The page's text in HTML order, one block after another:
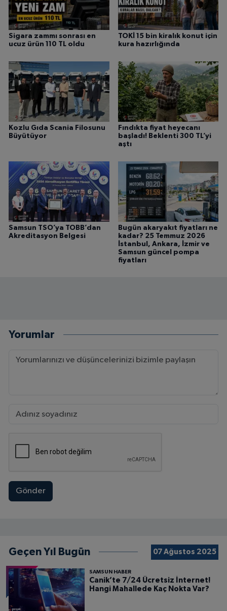
Sigara zammı sonrası en
ucuz ürün 110 TL oldu
TOKİ 15 bin kiralık konut için
kura hazırlığında
Kozlu Gıda Scania Filosunu
Büyütüyor
Fındıkta fiyat heyecanı
başladı! Beklenti 300 TL’yi
aştı
Samsun TSO’ya TOBB’dan
Akreditasyon Belgesi
Bugün akaryakıt fiyatları ne
kadar? 25 Temmuz 2026
İstanbul, Ankara, İzmir ve
Samsun güncel pompa
fiyatları
Yorumlar
Gönder
Geçen Yıl Bugün 07 Ağustos 2025
SAMSUN HABER
Canik’te 7/24 Ücretsiz İnternet!
Hangi Mahallede Kaç Nokta Var?